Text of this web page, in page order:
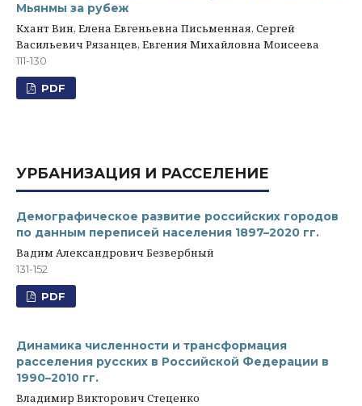
Мьянмы за рубеж
Кхант Вин, Елена Евгеньевна Письменная, Сергей
Васильевич Рязанцев, Евгения Михайловна Моисеева
111-130
PDF
УРБАНИЗАЦИЯ И РАССЕЛЕНИЕ
Демографическое развитие российских городов
по данным переписей населения 1897–2020 гг.
Вадим Александрович Безвербный
131-152
PDF
Динамика численности и трансформация
расселения русских в Российской Федерации в
1990–2010 гг.
Владимир Викторович Стеценко